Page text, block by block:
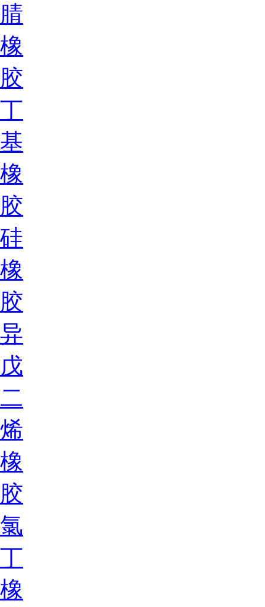
腈
橡
胶
丁
基
橡
胶
硅
橡
胶
异
戊
二
烯
橡
胶
氯
丁
橡